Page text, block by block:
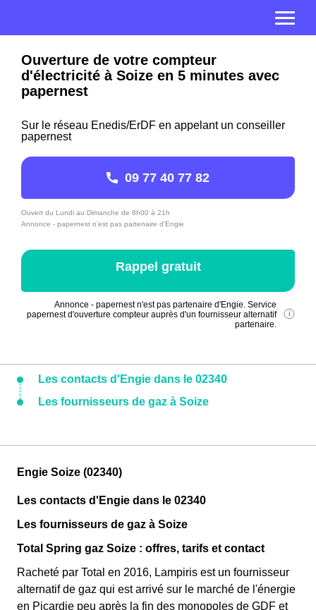
Ouverture de votre compteur
d'électricité à Soize en 5 minutes avec
papernest
Sur le réseau Enedis/ErDF en appelant un conseiller
papernest
09 77 40 77 82
Ouvert du Lundi au Dimanche de 8h00 à 21h
Annonce - papernest n'est pas partenaire d'Engie
Rappel gratuit
Annonce - papernest n'est pas partenaire d'Engie. Service
papernest d'ouverture compteur auprès d'un fournisseur alternatif
partenaire.
Les contacts d'Engie dans le 02340
Les fournisseurs de gaz à Soize
Engie Soize (02340)
Les contacts d'Engie dans le 02340
Les fournisseurs de gaz à Soize
Total Spring gaz Soize : offres, tarifs et contact
Racheté par Total en 2016, Lampiris est un fournisseur
alternatif de gaz qui est arrivé sur le marché de l'énergie
en Picardie peu après la fin des monopoles de GDF et